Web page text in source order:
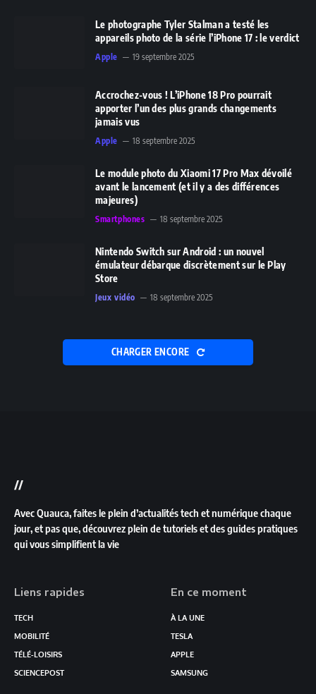
Le photographe Tyler Stalman a testé les
appareils photo de la série l’iPhone 17 : le verdict
Apple 19 septembre 2025
Accrochez-vous ! L’iPhone 18 Pro pourrait
apporter l’un des plus grands changements
jamais vus
Apple 18 septembre 2025
Le module photo du Xiaomi 17 Pro Max dévoilé
avant le lancement (et il y a des différences
majeures)
Smartphones 18 septembre 2025
Nintendo Switch sur Android : un nouvel
émulateur débarque discrètement sur le Play
Store
Jeux vidéo 18 septembre 2025
CHARGER ENCORE
//
Avec Quauca, faites le plein d’actualités tech et numérique chaque
jour, et pas que, découvrez plein de tutoriels et des guides pratiques
qui vous simplifient la vie
Liens rapides
TECH
MOBILITÉ
TÉLÉ-LOISIRS
SCIENCEPOST
En ce moment
À LA UNE
TESLA
APPLE
SAMSUNG